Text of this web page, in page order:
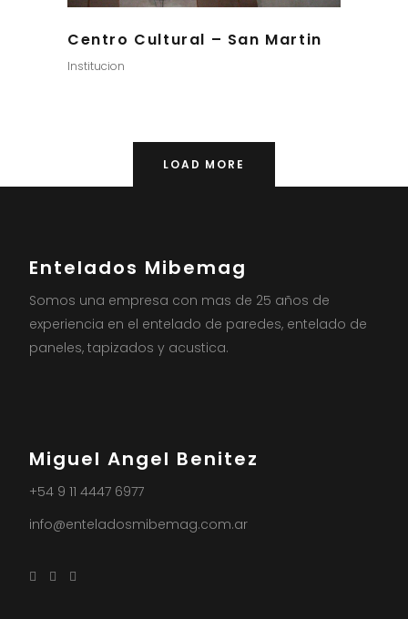
Centro Cultural – San Martin
Institucion
LOAD MORE
Entelados Mibemag
Somos una empresa con mas de 25 años de
experiencia en el entelado de paredes, entelado de
paneles, tapizados y acustica.
Miguel Angel Benitez
+54 9 11 4447 6977
info@enteladosmibemag.com.ar